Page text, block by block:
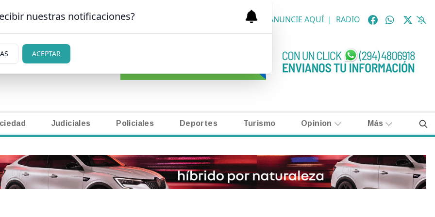
DE BARILOCHE CLASIFICADOS NECROLÓGICAS ANUNCIE AQUÍ | RADIO
Judiciales Policiales Deportes Turismo Opinion Más
nuestras notificaciones?
ACEPTAR